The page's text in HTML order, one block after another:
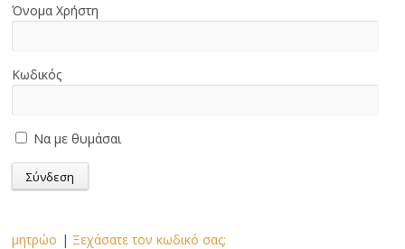
Όνομα Χρήστη
Κωδικός
Να με θυμάσαι
μητρώο | Ξεχάσατε τον κωδικό σας;